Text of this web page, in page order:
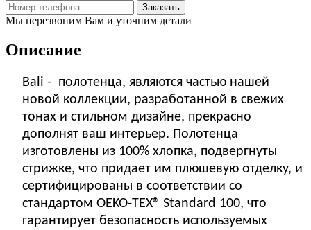
Заказать
Мы перезвоним Вам и уточним детали
Описание
Bali - полотенца, являются частью нашей
новой коллекции, разработанной в свежих
тонах и стильном дизайне, прекрасно
дополнят ваш интерьер. Полотенца
изготовлены из 100% хлопка, подвергнуты
стрижке, что придает им плюшевую отделку, и
сертифицированы в соответствии со
стандартом OEKO-TEX® Standard 100, что
гарантирует безопасность используемых